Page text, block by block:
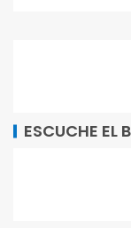
ESCUCHE EL